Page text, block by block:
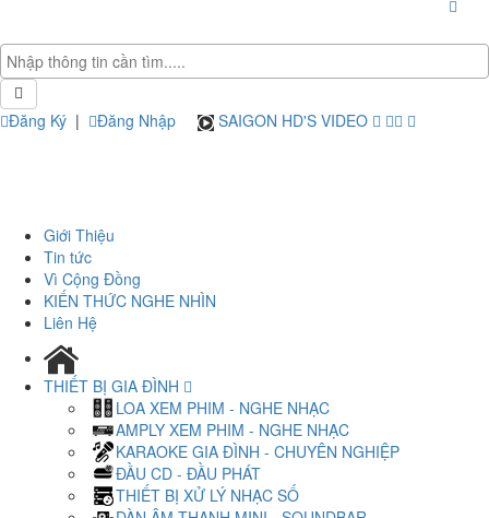
Đăng Ký | Đăng Nhập SAIGON HD'S VIDEO
Giới Thiệu
Tin tức
Vì Cộng Đồng
KIẾN THỨC NGHE NHÌN
Liên Hệ
THIẾT BỊ GIA ĐÌNH
LOA XEM PHIM - NGHE NHẠC
AMPLY XEM PHIM - NGHE NHẠC
KARAOKE GIA ĐÌNH - CHUYÊN NGHIỆP
ĐẦU CD - ĐẦU PHÁT
THIẾT BỊ XỬ LÝ NHẠC SỐ